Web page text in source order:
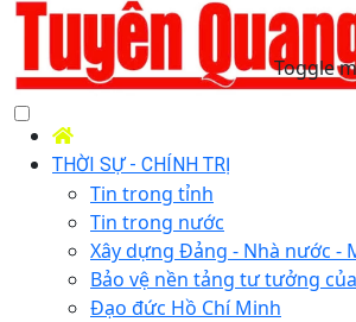
Toggle
THỜI SỰ - CHÍNH TRỊ
Tin trong tỉnh
Tin trong nước
Xây dựng Đảng - Nhà nước -
Bảo vệ nền tảng tư tưởng
Đạo đức Hồ Chí Minh